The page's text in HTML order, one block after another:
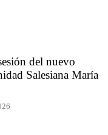
del nuevo
Salesiana María